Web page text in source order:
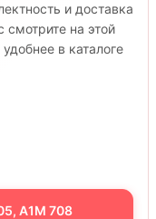
и доставка
смотрите на этой
в каталоге
A1M 708